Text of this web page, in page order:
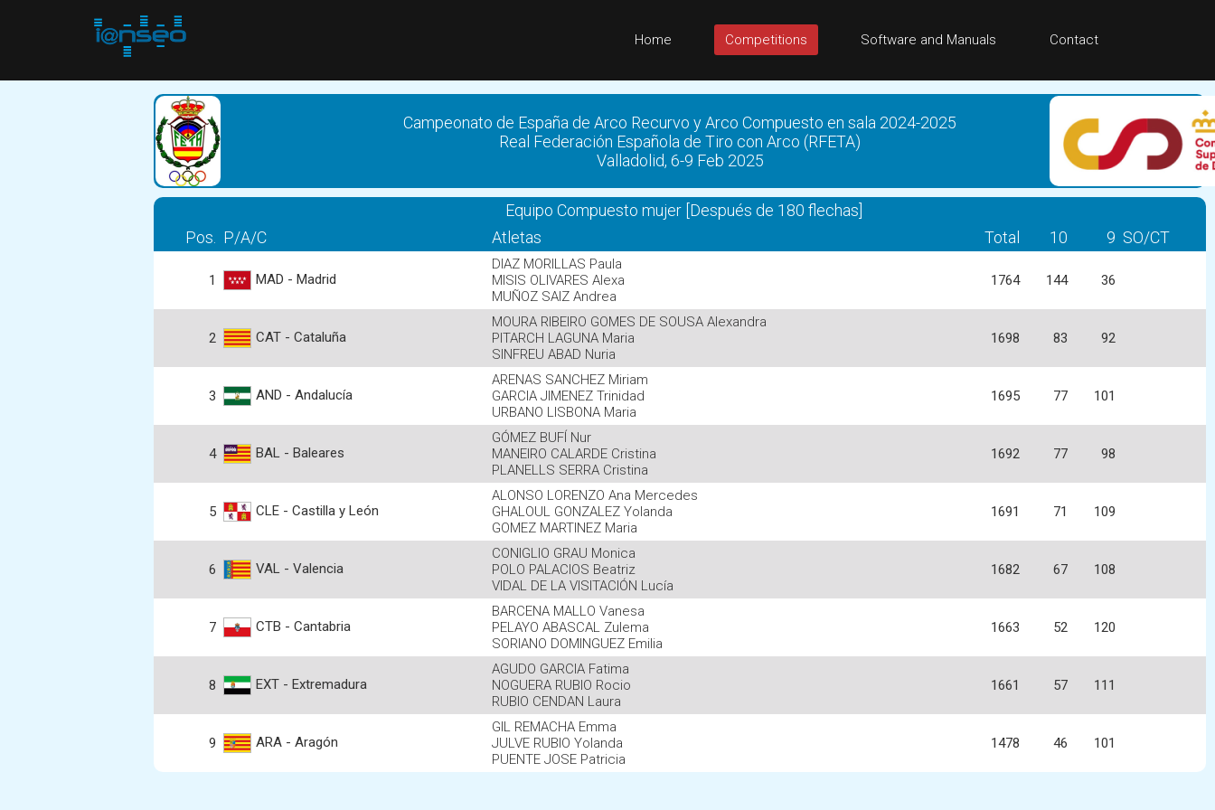
Home Competitions Software and Manuals Contact
Campeonato de España de Arco Recurvo y Arco Compuesto en sala 2024-2025
Real Federación Española de Tiro con Arco (RFETA)
Valladolid, 6-9 Feb 2025
Equipo Compuesto mujer [Después de 180 flechas]
Pos.
P/A/C Atletas Total 10 9 SO/CT
1 MAD - Madrid
DIAZ MORILLAS Paula
MISIS OLIVARES Alexa
MUÑOZ SAIZ Andrea
1764 144 36
2 CAT - Cataluña
MOURA RIBEIRO GOMES DE SOUSA Alexandra
PITARCH LAGUNA Maria
SINFREU ABAD Nuria
1698 83 92
3 AND - Andalucía
ARENAS SANCHEZ Miriam
GARCIA JIMENEZ Trinidad
URBANO LISBONA Maria
1695 77 101
4 BAL - Baleares
GÓMEZ BUFÍ Nur
MANEIRO CALARDE Cristina
PLANELLS SERRA Cristina
1692 77 98
5 CLE - Castilla y León
ALONSO LORENZO Ana Mercedes
GHALOUL GONZALEZ Yolanda
GOMEZ MARTINEZ Maria
1691 71 109
6 VAL - Valencia
CONIGLIO GRAU Monica
POLO PALACIOS Beatriz
VIDAL DE LA VISITACIÓN Lucía
1682 67 108
7 CTB - Cantabria
BARCENA MALLO Vanesa
PELAYO ABASCAL Zulema
SORIANO DOMINGUEZ Emilia
1663 52 120
8 EXT - Extremadura
AGUDO GARCIA Fatima
NOGUERA RUBIO Rocio
RUBIO CENDAN Laura
1661 57 111
9 ARA - Aragón
GIL REMACHA Emma
JULVE RUBIO Yolanda
PUENTE JOSE Patricia
1478 46 101